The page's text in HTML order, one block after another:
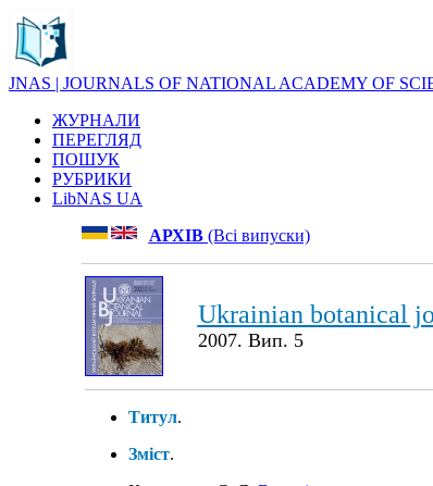
JNAS | JOURNALS OF NATIONAL ACADEMY OF
ЖУРНАЛИ
ПЕРЕГЛЯД
ПОШУК
РУБРИКИ
LibNAS UA
АРХІВ(Всі випуски)
Ukrainian botanical
2007. Вип. 5
Титул.
Зміст.